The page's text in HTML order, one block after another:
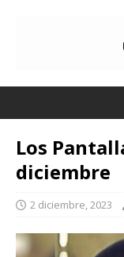
Los
diciembre
2 diciembre, 2023